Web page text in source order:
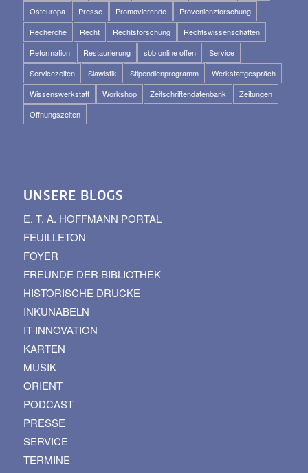
Osteuropa
Presse Promovierende
Provenienzforschung
Recherche
Recht Rechtsforschung
Rechtswissenschaften
Reformation
Restaurierung sbb online offen
Service
Servicezeiten
Slawistik Stipendienprogramm
Werkstattgespräch
Wissenswerkstatt
Workshop Zeitschriftendatenbank
Zeitungen
Öffnungszeiten
UNSERE BLOGS
E. T. A. HOFFMANN PORTAL
FEUILLETON
FOYER
FREUNDE DER BIBLIOTHEK
HISTORISCHE DRUCKE
INKUNABELN
IT-INNOVATION
KARTEN
MUSIK
ORIENT
PODCAST
PRESSE
SERVICE
TERMINE